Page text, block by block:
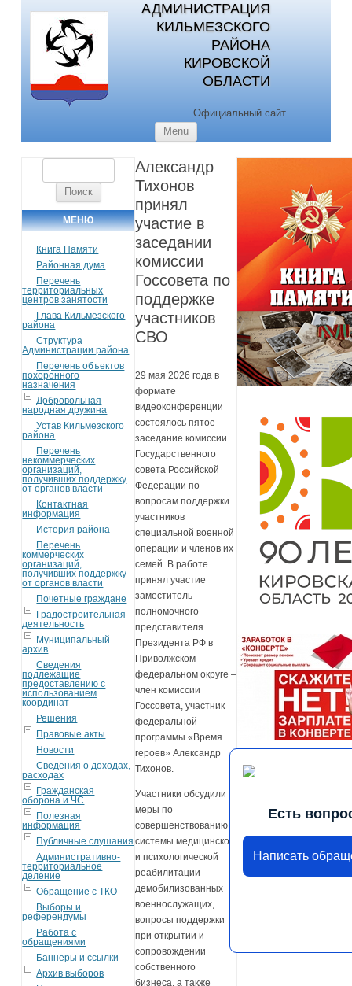
АДМИНИСТРАЦИЯ
КИЛЬМЕЗСКОГО
РАЙОНА
КИРОВСКОЙ
ОБЛАСТИ
Официальный сайт
Menu
МЕНЮ
Книга Памяти
Районная дума
Перечень
территориальных
центров занятости
Глава Кильмезского
района
Структура
Администрации района
Перечень объектов
похоронного
назначения
Добровольная
народная дружина
Устав Кильмезского
района
Перечень
некоммерческих
организаций,
получивших поддержку
от органов власти
Контактная
информация
История района
Перечень
коммерческих
организаций,
получивших поддержку
от органов власти
Почетные граждане
Градостроительная
деятельность
Муниципальный
архив
Сведения
подлежащие
предоставлению с
использованием
координат
Решения
Правовые акты
Новости
Сведения о доходах,
расходах
Гражданская
оборона и ЧС
Полезная
информация
Публичные слушания
Административно-
территориальное
деление
Обращение с ТКО
Выборы и
референдумы
Работа с
обращениями
Баннеры и ссылки
Архив выборов
Александр
Тихонов
принял
участие в
заседании
комиссии
Госсовета по
поддержке
участников
СВО
29 мая 2026 года в
формате
видеоконференции
состоялось пятое
заседание комиссии
Государственного
совета Российской
Федерации по
вопросам поддержки
участников
специальной военной
операции и членов их
семей. В работе
принял участие
заместитель
полномочного
представителя
Президента РФ в
Приволжском
федеральном округе –
член комиссии
Госсовета, участник
федеральной
программы «Время
героев» Александр
Тихонов.
Участники обсудили
меры по
совершенствованию
системы медицинской
и психологической
реабилитации
демобилизованных
военнослужащих,
вопросы поддержки
при открытии и
сопровождении
собственного
бизнеса, а также
Есть
Написать